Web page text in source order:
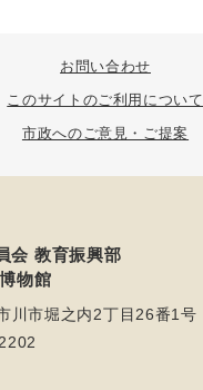
お問い合わせ
このサイトのご利用について
市政へのご意見・ご提案
会 教育振興部
物館
市堀之内2丁目26番1号